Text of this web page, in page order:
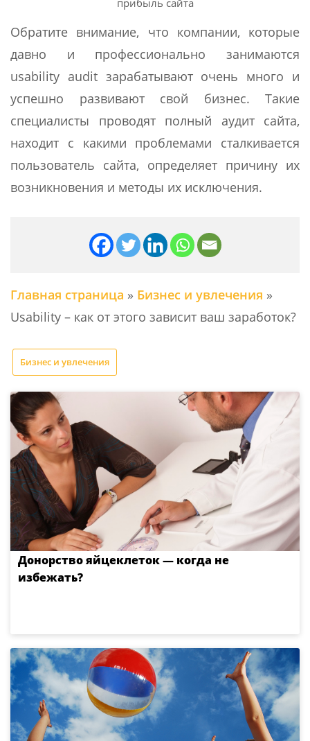
прибыль сайта
Обратите внимание, что компании, которые
давно и профессионально занимаются
usability audit зарабатывают очень много и
успешно развивают свой бизнес. Такие
специалисты проводят полный аудит сайта,
находит с какими проблемами сталкивается
пользователь сайта, определяет причину их
возникновения и методы их исключения.
Главная страница » Бизнес и увлечения »
Usability – как от этого зависит ваш заработок?
Бизнес и увлечения
Донорство яйцеклеток — когда не
избежать?